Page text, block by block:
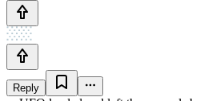
Reply